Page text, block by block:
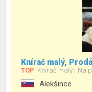
Knírač malý,
TOP Knírač malý Na
Alekšince